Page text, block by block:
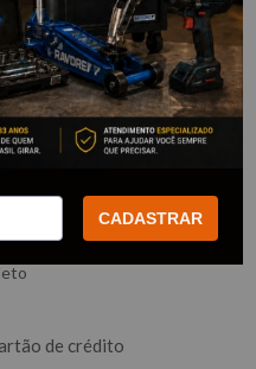
Cabo T 10mm –
RED
de crédito
CADASTRAR